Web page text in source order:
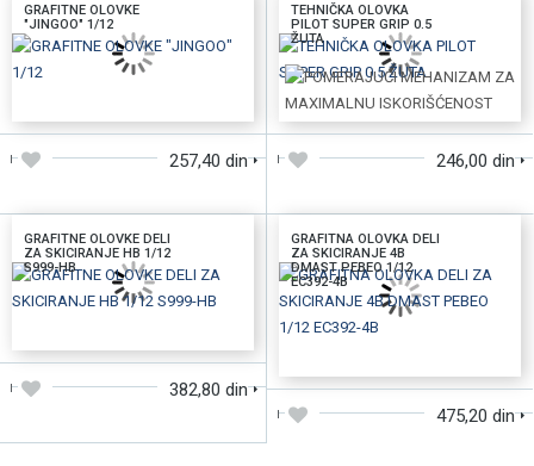
GRAFITNE OLOVKE
"JINGOO" 1/12
257,40 din
TEHNIČKA OLOVKA
PILOT SUPER GRIP 0.5
ŽUTA
DODAJTE U KORPU
246,00 din
GRAFITNE OLOVKE DELI
ZA SKICIRANJE HB 1/12
S999-HB
382,80 din
GRAFITNA OLOVKA DELI
ZA SKICIRANJE 4B
DMAST PEBEO 1/12
EC392-4B
475,20 din